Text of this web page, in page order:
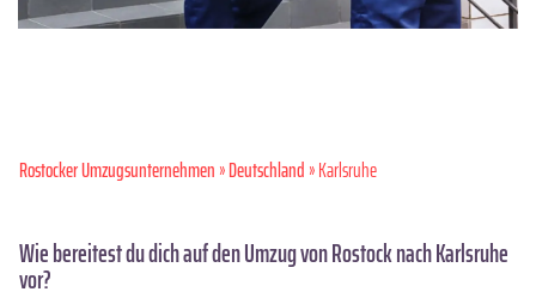
Rostocker Umzugsunternehmen»Deutschland» Karlsruhe
Wie bereitest du dich auf den Umzug von Rostock nach Karlsruhe
vor?